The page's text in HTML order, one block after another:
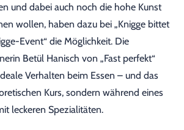
und dabei auch noch die hohe Kunst
wollen, haben dazu bei „Knigge bittet
Event“ die Möglichkeit. Die
Betül Hanisch von „Fast perfekt“
Verhalten beim Essen – und das
Kurs, sondern während eines
leckeren Spezialitäten.